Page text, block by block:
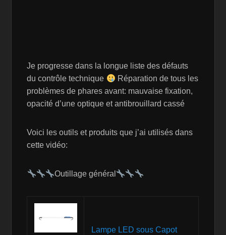
Je progresse dans la longue liste des défauts
du contrôle technique
Réparation de tous les
problèmes de phares avant: mauvaise fixation,
opacité d’une optique et antibrouillard cassé
Voici les outils et produits que j’ai utilisés dans
cette vidéo:
Outillage général
Lampe LED sous Capot